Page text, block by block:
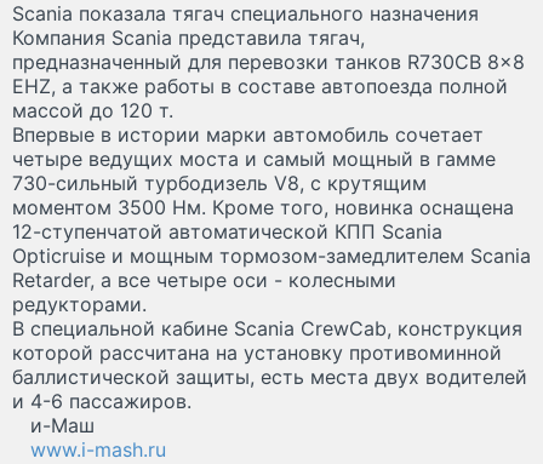
Scania показала тягач специального назначения
Компания Scania представила тягач,
предназначенный для перевозки танков R730CB 8x8
EHZ, а также работы в составе автопоезда полной
массой до 120 т.
Впервые в истории марки автомобиль сочетает
четыре ведущих моста и самый мощный в гамме
730-сильный турбодизель V8, с крутящим
моментом 3500 Нм. Кроме того, новинка оснащена
12-ступенчатой автоматической КПП Scania
Opticruise и мощным тормозом-замедлителем Scania
Retarder, а все четыре оси - колесными
редукторами.
В специальной кабине Scania CrewCab, конструкция
которой рассчитана на установку противоминной
баллистической защиты, есть места двух водителей
и 4-6 пассажиров.
и-Маш
www.i-mash.ru